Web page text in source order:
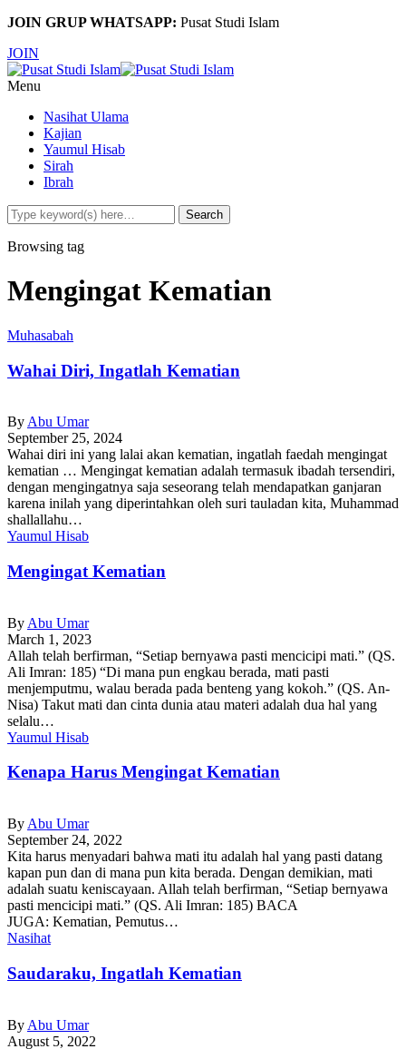
JOIN GRUP WHATSAPP: Pusat Studi Islam
JOIN
Menu
Nasihat Ulama
Kajian
Yaumul Hisab
Sirah
Ibrah
Browsing tag
Mengingat Kematian
Muhasabah
Wahai Diri, Ingatlah Kematian
By Abu Umar
September 25, 2024
Wahai diri ini yang lalai akan kematian, ingatlah faedah mengingat
kematian … Mengingat kematian adalah termasuk ibadah tersendiri,
dengan mengingatnya saja seseorang telah mendapatkan ganjaran
karena inilah yang diperintahkan oleh suri tauladan kita, Muhammad
shallallahu…
Yaumul Hisab
Mengingat Kematian
By Abu Umar
March 1, 2023
Allah telah berfirman, “Setiap bernyawa pasti mencicipi mati.” (QS.
Ali Imran: 185) “Di mana pun engkau berada, mati pasti
menjemputmu, walau berada pada benteng yang kokoh.” (QS. An-
Nisa) Takut mati dan cinta dunia atau materi adalah dua hal yang
selalu…
Yaumul Hisab
Kenapa Harus Mengingat Kematian
By Abu Umar
September 24, 2022
Kita harus menyadari bahwa mati itu adalah hal yang pasti datang
kapan pun dan di mana pun kita berada. Dengan demikian, mati
adalah suatu keniscayaan. Allah telah berfirman, “Setiap bernyawa
pasti mencicipi mati.” (QS. Ali Imran: 185) BACA
JUGA: Kematian, Pemutus…
Nasihat
Saudaraku, Ingatlah Kematian
By Abu Umar
August 5, 2022